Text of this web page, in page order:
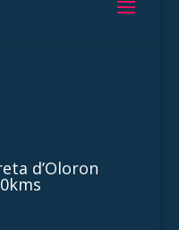
d’Oloron